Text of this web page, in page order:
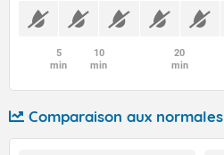
5
min
10
min
20
min
Comparaison aux normales